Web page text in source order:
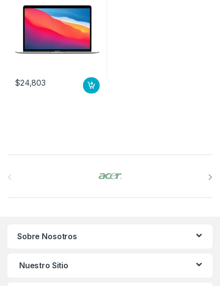
256GB SSD – Plata – macOS
Big Sur – Pantalla Retina,
Tecnología True Tone,
Tecnología conmutación
en el mismo plano (In-
plane Switching, IPS) – 15Ho
8N GPU 7N 256 GB SSD
PLATA
$24,803
Sobre Nosotros
Nuestro Sitio